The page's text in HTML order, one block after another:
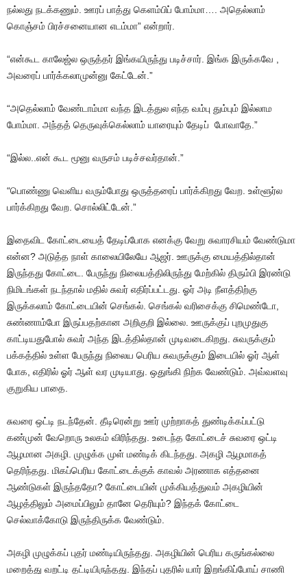
நல்லது நடக்கணும். ஊரப் பாத்து கெளம்பிப் போம்மா…. அதெல்லாம்
கொஞ்சம் பிரச்சனையான எடம்மா” என்றார்.
“என்கூட காலேஜ்ல ஒருத்தர் இங்கயிருந்து படிச்சார். இங்க இருக்கவே ,
அவரைப் பார்க்கலாமுன்னு கேட்டேன்.”
“அதெல்லாம் வேண்டாம்மா வந்த இடத்துல எந்த வம்பு தும்பும் இல்லாம
போம்மா. அந்தத் தெருவுக்கெல்லாம் யாரையும் தேடிப் போவாதே.”
“இல்ல..என் கூட மூனு வருசம் படிச்சவர்தான்.”
“பொண்ணு வெளிய வரும்போது ஒருத்தரைப் பார்க்கிறது வேற. உள்ளூர்ல
பார்க்கிறது வேற. சொல்லிட்டேன்.”
இதைவிட கோட்டையைத் தேடிப்போக எனக்கு வேறு சுவாரசியம் வேண்டுமா
என்ன? அடுத்த நாள் காலையிலேயே ஆஜர். ஊருக்கு மையத்தில்தான்
இருந்தது கோட்டை. பேருந்து நிலையத்திலிருந்து மேற்கில் திரும்பி இரண்டு
நிமிடங்கள் நடந்தால் மதில் சுவர் எதிர்ப்பட்டது. ஓர் அடி நீளத்திற்கு
இருக்கலாம் கோட்டையின் செங்கல். செங்கல் வரிசைக்கு சிமெண்டோ,
சுண்ணாம்போ இருப்பதற்கான அறிகுறி இல்லை. ஊருக்குப் புறமுதுகு
காட்டியதுபோல் சுவர் அந்த இடத்தில்தான் முடிவடைகிறது. சுவருக்கும்
பக்கத்தில் உள்ள பேருந்து நிலைய பெரிய சுவருக்கும் இடையில் ஓர் ஆள்
போக, எதிரில் ஓர் ஆள் வர முடியாது. ஒதுங்கி நிற்க வேண்டும். அவ்வளவு
குறுகிய பாதை.
சுவரை ஒட்டி நடந்தேன். தீடிரென்று ஊர் முற்றாகத் துண்டிக்கப்பட்டு
கண்முன் வேறொரு உலகம் விரிந்தது. உடைந்த கோட்டைச் சுவரை ஒட்டி
ஆழமான அகழி. முழுக்க முள் மண்டிக் கிடந்தது. அகழி ஆழமாகத்
தெரிந்தது. மிகப்பெரிய கோட்டைக்குக் காவல் அரணாக எத்தனை
ஆண்டுகள் இருந்ததோ? கோட்டையின் முக்கியத்துவம் அகழியின்
ஆழத்திலும் அமைப்பிலும் தானே தெரியும்? இந்தக் கோட்டை
செல்வாக்கோடு இருந்திருக்க வேண்டும்.
அகழி முழுக்கப் புதர் மண்டியிருந்தது. அகழியின் பெரிய கருங்கல்லை
மறைத்து வறட்டி தட்டியிருந்தது. இந்தப் புதரில் யார் இறங்கிப்போய் சாணி